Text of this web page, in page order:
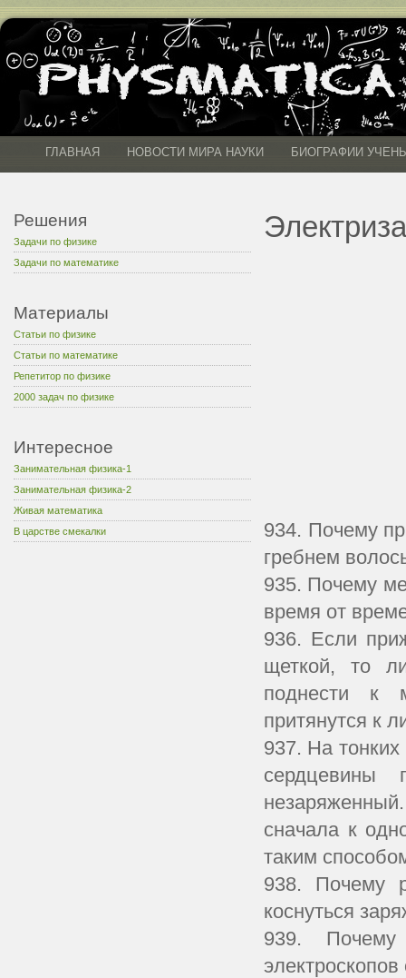
ГЛАВНАЯ НОВОСТИ МИРА НАУКИ БИОГРАФИИ
Решения
Задачи по физике
Задачи по математике
Материалы
Статьи по физике
Статьи по математике
Репетитор по физике
2000 задач по физике
Интересное
Занимательная физика-1
Занимательная физика-2
Живая математика
В царстве смекалки
934. Почему
гребнем
935. Почему
время от
936. Если
щеткой, то
поднести к
притянутся к
937. На
сначала к
таким
938. Почему
коснуться
939.